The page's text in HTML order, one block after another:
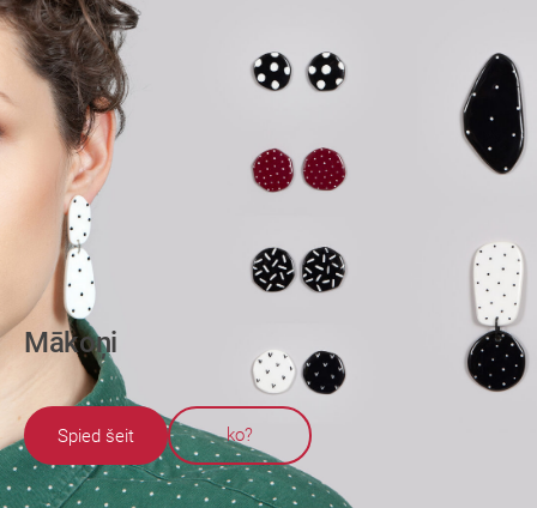
Mākoņi
Spied šeit ​ko?​